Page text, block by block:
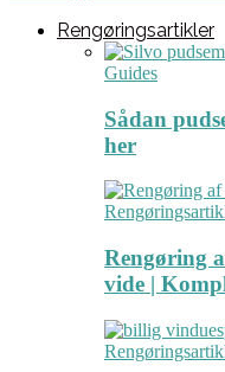
Rengøringsartikler
Guides
Sådan
her
Rengøring
vide |